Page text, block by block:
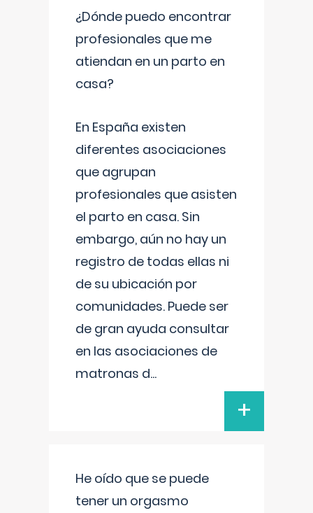
¿Dónde puedo encontrar
profesionales que me
atiendan en un parto en
casa?
En España existen
diferentes asociaciones
que agrupan
profesionales que asisten
el parto en casa. Sin
embargo, aún no hay un
registro de todas ellas ni
de su ubicación por
comunidades. Puede ser
de gran ayuda consultar
en las asociaciones de
matronas d...
+
He oído que se puede
tener un orgasmo